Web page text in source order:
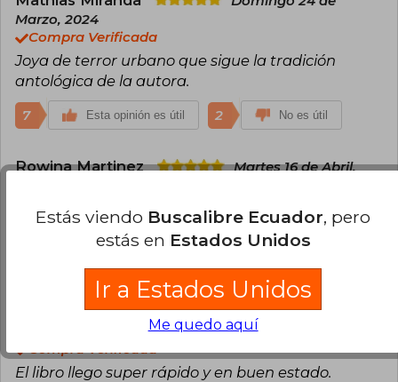
Marzo, 2024
Compra Verificada
Joya de terror urbano que sigue la tradición
antológica de la autora.
7 Esta opinión es útil 2 No es útil
Rowina Martinez
Martes 16 de Abril,
Una de mis favoritas, el libro llegó impecable
Usuario Anónimo
Viernes 30 de Enero,
Compra Verificada
El libro llego super rápido y en buen estado.
Estás viendo Buscalibre Ecuador, pero
estás en Estados Unidos
Ir a Estados Unidos
Me quedo aquí